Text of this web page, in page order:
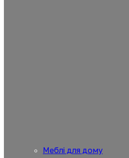
Меблі для дому